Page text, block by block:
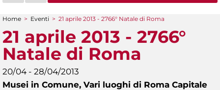
Tu sei qui
Home > Eventi > 21 aprile 2013 - 2766° Natale di Roma
21 aprile 2013 - 2766°
Natale di Roma
20/04 - 28/04/2013
Musei in Comune, Vari luoghi di Roma Capitale